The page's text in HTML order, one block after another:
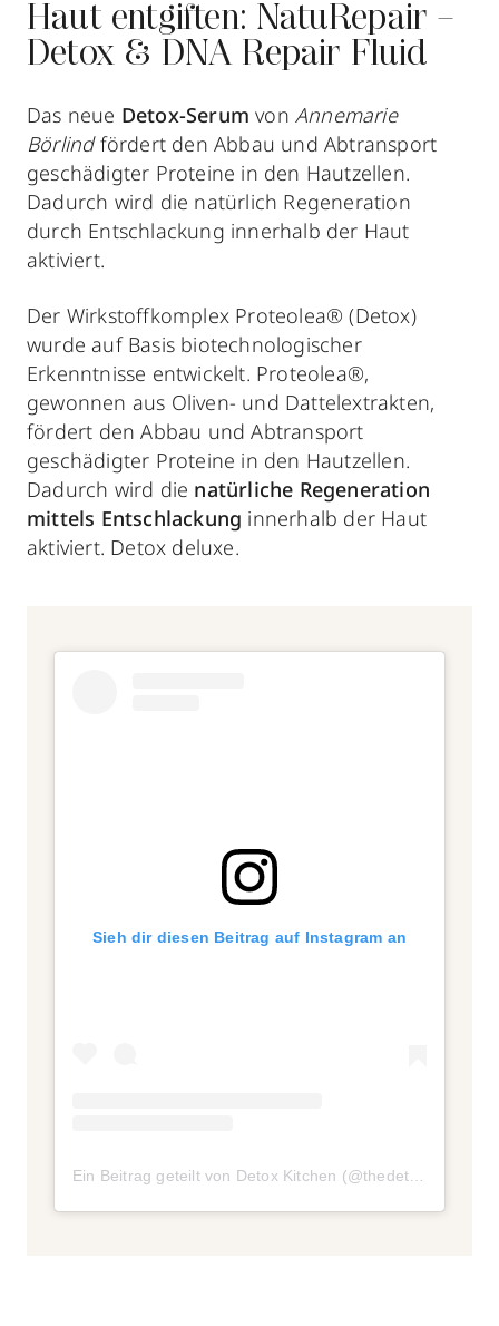
Haut entgiften: NatuRepair –
Detox & DNA Repair Fluid
Das neue Detox-Serum von Annemarie
Börlindfördert den Abbau und Abtransport
geschädigter Proteine in den Hautzellen.
Dadurch wird die natürlich Regeneration
durch Entschlackung innerhalb der Haut
aktiviert.
Der Wirkstoffkomplex Proteolea® (Detox)
wurde auf Basis biotechnologischer
Erkenntnisse entwickelt. Proteolea®,
gewonnen aus Oliven- und Dattelextrakten,
fördert den Abbau und Abtransport
geschädigter Proteine in den Hautzellen.
Dadurch wird die natürliche Regeneration
mittels Entschlackung innerhalb der Haut
aktiviert. Detox deluxe.
Sieh dir diesen Beitrag auf Instagram an